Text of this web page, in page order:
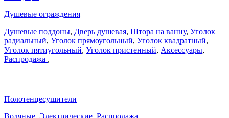
Душевые ограждения
Душевые поддоны, Дверь душевая, Штора на ванну, Уголок
радиальный, Уголок прямоугольный, Уголок квадратный,
Уголок пятиугольный, Уголок пристенный, Аксессуары,
Распродажа ,
Полотенцесушители
Водяные, Электрические, Распродажа,